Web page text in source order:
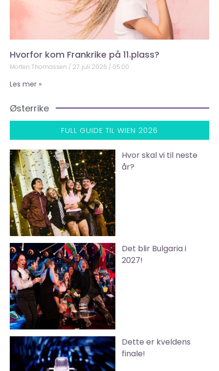
Hvorfor kom Frankrike på 11.plass?
Morten Thomassen 27. juli 2026 05:00
Les mer »
Østerrike
FULL GUIDE TIL WIEN 2026
Hvor skal vi til neste
år?
Det blir Bulgaria i
2027!
Dette er kveldens
finale!